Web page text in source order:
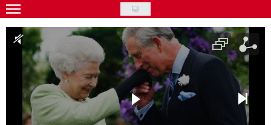
Skip
to
main
content
Gwiazdy
Ludzie
Uroda